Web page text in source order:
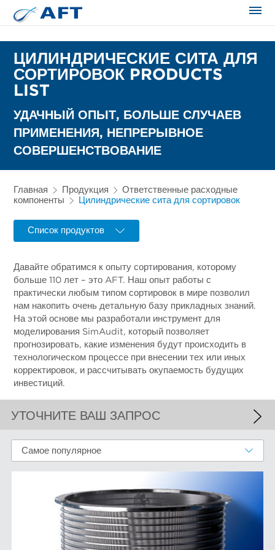
ЦИЛИНДРИЧЕСКИЕ СИТА ДЛЯ
СОРТИРОВОК PRODUCTS
LIST
УДАЧНЫЙ ОПЫТ, БОЛЬШЕ СЛУЧАЕВ
ПРИМЕНЕНИЯ, НЕПРЕРЫВНОЕ
СОВЕРШЕНСТВОВАНИЕ
Главная Продукция
Ответственные расходные
компоненты
Цилиндрические сита для сортировок
Список продуктов
Давайте обратимся к опыту сортирования, которому
больше 110 лет – это AFT. Наш опыт работы с
практически любым типом сортировок в мире позволил
нам накопить очень детальную базу прикладных знаний.
На этой основе мы разработали инструмент для
моделирования SimAudit, который позволяет
прогнозировать, какие изменения будут происходить в
технологическом процессе при внесении тех или иных
корректировок, и рассчитывать окупаемость будущих
инвестиций.
УТОЧНИТЕ ВАШ ЗАПРОС
ПРИМЕНЕННЫЕ ФИЛЬТРЫ
Цилиндрические сита для сортировок
БОЛЬШЕ ФИЛЬТРОВ
ОТВЕТСТВЕННЫЕ РАСХОДНЫЕ КОМПОНЕНТЫ
Размалывающая гарнитура
БРЕНДЫ AFT
Самое популярное